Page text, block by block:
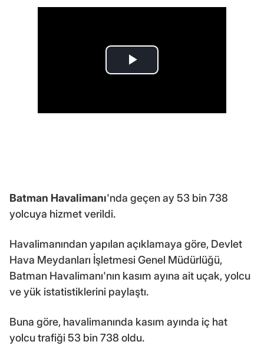
Batman Havalimanı'nda geçen ay 53 bin 738
yolcuya hizmet verildi.
Havalimanından yapılan açıklamaya göre, Devlet
Hava Meydanları İşletmesi Genel Müdürlüğü,
Batman Havalimanı'nın kasım ayına ait uçak, yolcu
ve yük istatistiklerini paylaştı.
Buna göre, havalimanında kasım ayında iç hat
yolcu trafiği 53 bin 738 oldu.